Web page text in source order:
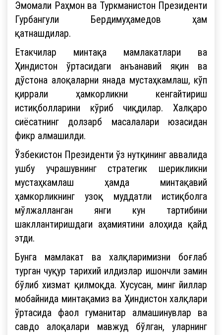
Эмомали Раҳмон ва Туркманистон Президенти
Гурбангули Бердимуҳамедов ҳам
қатнашдилар.
Етакчилар минтақа мамлакатлари ва
Ҳиндистон ўртасидаги анъанавий яқин ва
дўстона алоқаларни янада мустаҳкамлаш, кўп
қиррали ҳамкорликни кенгайтириш
истиқболларини кўриб чиқдилар. Халқаро
сиёсатнинг долзарб масалалари юзасидан
фикр алмашилди.
Ўзбекистон Президенти ўз нутқининг аввалида
ушбу учрашувнинг стратегик шерикликни
мустаҳкамлаш ҳамда минтақавий
ҳамкорликнинг узоқ муддатли истиқболга
мўлжалланган янги кун тартибини
шакллантиришдаги аҳамиятини алоҳида қайд
этди.
Бунга мамлакат ва халқларимизни боғлаб
турган чуқур тарихий илдизлар ишончли замин
бўлиб хизмат қилмоқда. Хусусан, минг йиллар
мобайнида минтақамиз ва Ҳиндистон халқлари
ўртасида фаол гуманитар алмашинувлар ва
савдо алоқалари мавжуд бўлган, уларнинг